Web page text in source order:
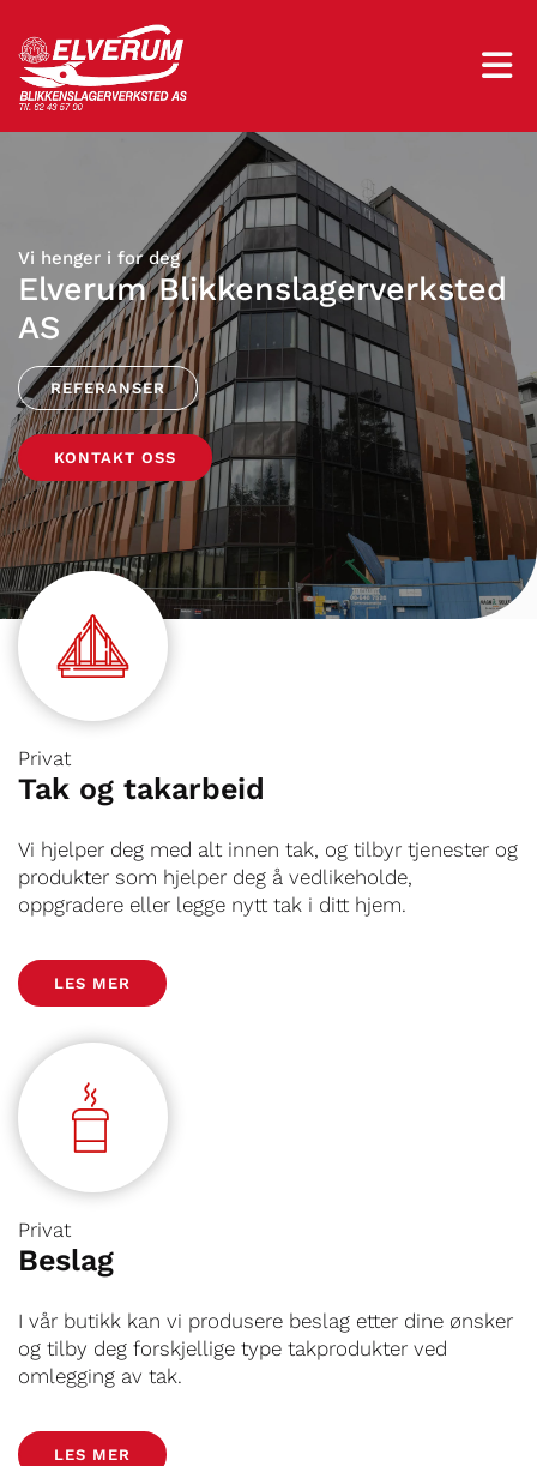
Vi henger i for deg
Elverum Blikkenslagerverksted
AS
REFERANSER
KONTAKT OSS
Privat
Tak og takarbeid
Vi hjelper deg med alt innen tak, og tilbyr tjenester og
produkter som hjelper deg å vedlikeholde,
oppgradere eller legge nytt tak i ditt hjem.
LES MER
Privat
Beslag
I vår butikk kan vi produsere beslag etter dine ønsker
og tilby deg forskjellige type takprodukter ved
omlegging av tak.
LES MER